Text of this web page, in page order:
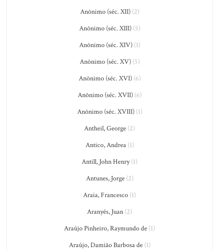
Anônimo (séc. XII)(2)
Anônimo (séc. XIII)(5)
Anônimo (séc. XIV)(1)
Anônimo (séc. XV)(5)
Anônimo (séc. XVI)(6)
Anônimo (séc. XVII)(6)
Anônimo (séc. XVIII)(1)
Antheil, George (2)
Antico, Andrea(1)
Antill, John Henry(1)
Antunes, Jorge(2)
Araia, Francesco (1)
Aranyés, Juan (2)
Araújo Pinheiro, Raymundo de (1)
Araújo, Damião Barbosa de(1)